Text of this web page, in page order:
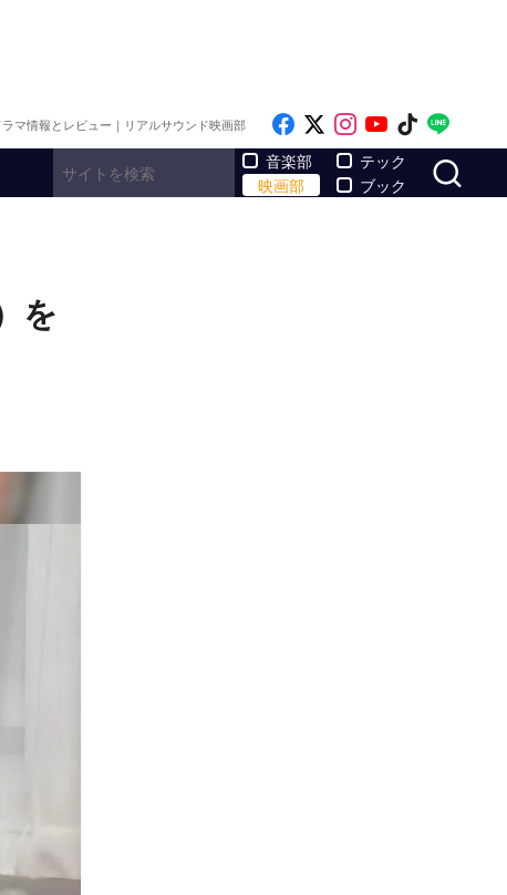
マ情報とレビュー｜リアルサウンド映画部 Like on Facebook
Follow on x
Follow on
Follow on
Follow
音楽部
映画部
テック
ブック
を